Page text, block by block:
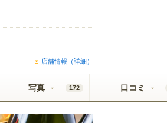
店舗情報（詳細）
写真 172 口コミ